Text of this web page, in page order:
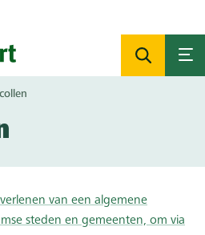
van een algemene
steden en gemeenten, om via